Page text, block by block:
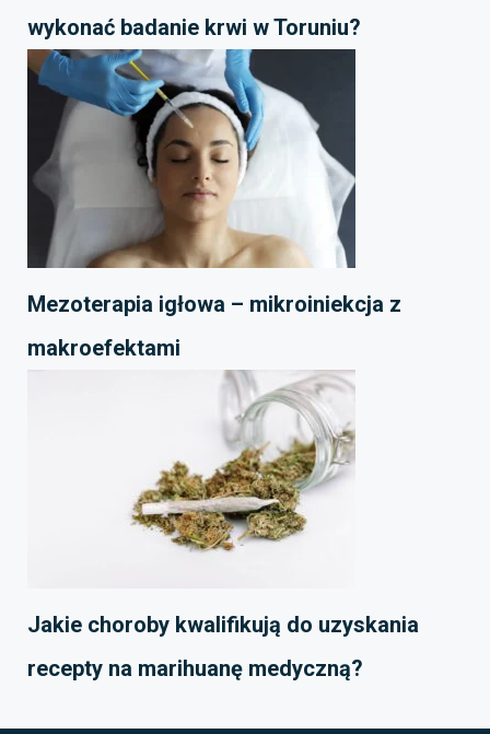
wykonać badanie krwi w Toruniu?
Mezoterapia igłowa – mikroiniekcja z
makroefektami
Jakie choroby kwalifikują do uzyskania
recepty na marihuanę medyczną?